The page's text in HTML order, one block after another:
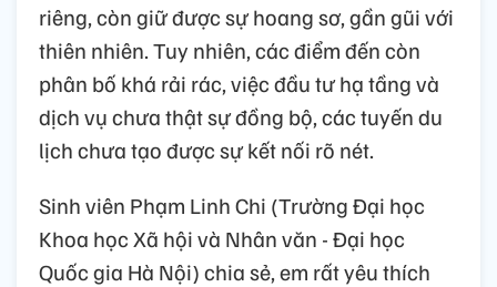
riêng, còn giữ được sự hoang sơ, gần gũi với
thiên nhiên. Tuy nhiên, các điểm đến còn
phân bố khá rải rác, việc đầu tư hạ tầng và
dịch vụ chưa thật sự đồng bộ, các tuyến du
lịch chưa tạo được sự kết nối rõ nét.
Sinh viên Phạm Linh Chi (Trường Đại học
Khoa học Xã hội và Nhân văn - Đại học
Quốc gia Hà Nội) chia sẻ, em rất yêu thích